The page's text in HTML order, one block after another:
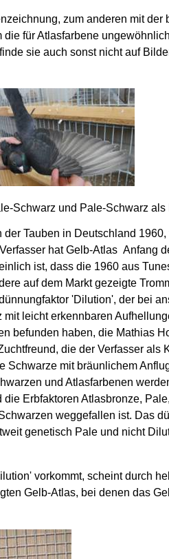
zum anderen mit der
für Atlasfarbene
sie auch sonst nicht auf
Schwarz und Pale-Schwarz
Tauben in Deutschland
hat Gelb-Atlas Anfang
ist, dass die 1960 aus
auf dem Markt gezeigte
'Dilution', der bei
leicht erkennbaren
befunden haben, die Mathias
die der Verfasser als
Schwarze mit bräunlichem
und Atlasfarbenen
Erbfaktoren Atlasbronze,
weggefallen ist. Das
genetisch Pale und nicht
vorkommt, scheint durch
Gelb-Atlas, bei denen das